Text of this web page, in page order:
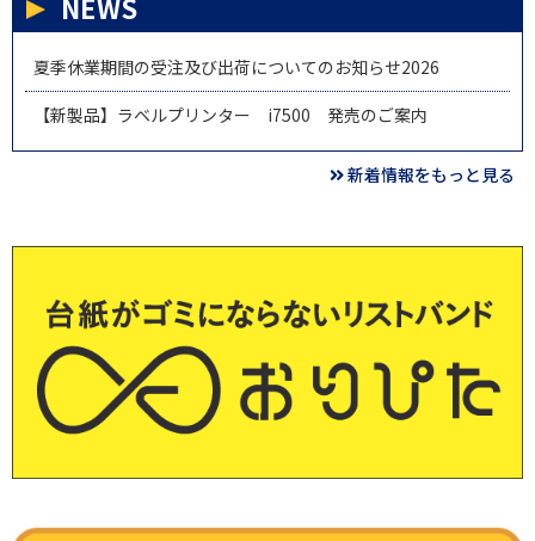
夏季休業期間の受注及び出荷についてのお知らせ2026
【新製品】ラベルプリンター i7500 発売のご案内
新着情報をもっと見る